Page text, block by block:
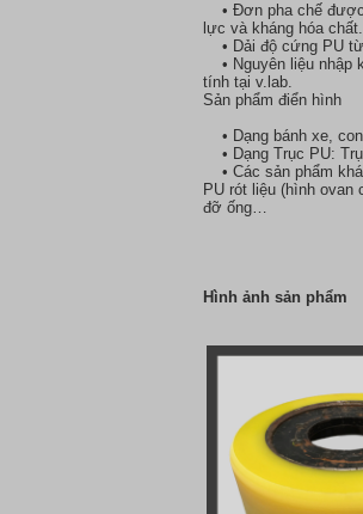
• Đơn pha chế được
lực và kháng hóa chất.
• Dải độ cứng PU từ
• Nguyên liệu nhập
tính tại v.lab.
Sản phẩm điển hình
• Dạng bánh xe,
• Dạng Trục PU:
• Các sản phẩm
PU rót liệu (hình
đỡ ống…
Hình ảnh sản phẩm